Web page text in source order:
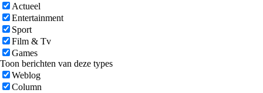
Actueel
Entertainment
Sport
Film & Tv
Games
Toon berichten van deze types
Weblog
Column